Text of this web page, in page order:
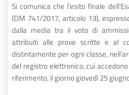
Si comunica che l’esito finale
(DM 741/2017, articolo 13),
dalla media tra il voto di
attribuiti alle prove scritte e al
distintamente per ogni classe,
del registro elettronico, cui
riferimento, il giorno giovedì 25